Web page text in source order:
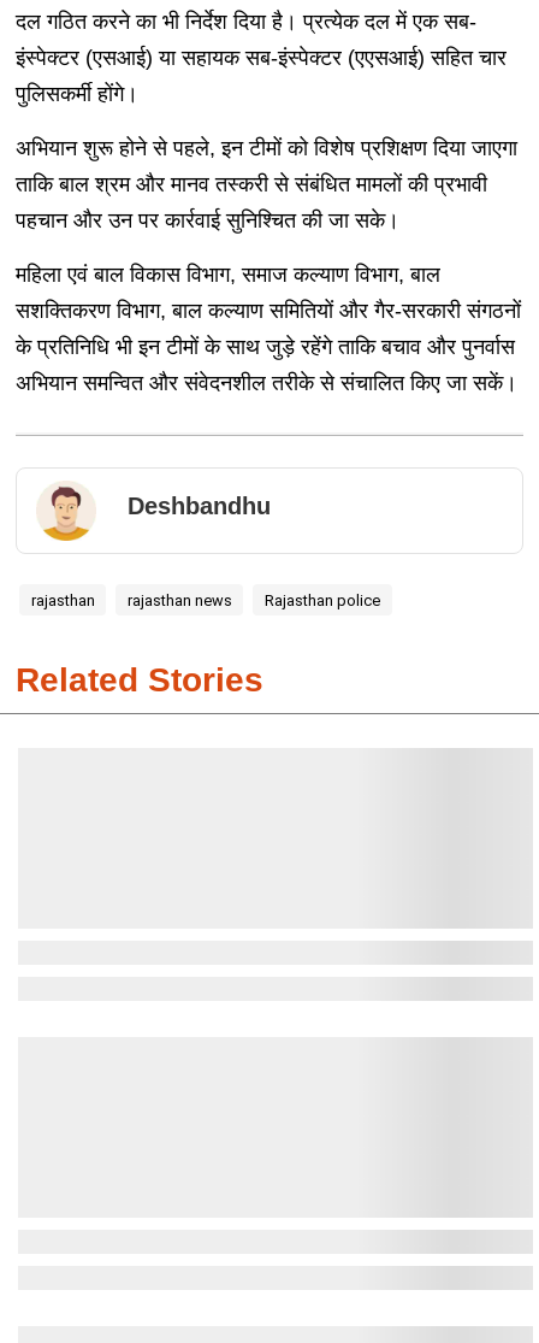
दल गठित करने का भी निर्देश दिया है। प्रत्येक दल में एक सब-
इंस्पेक्टर (एसआई) या सहायक सब-इंस्पेक्टर (एएसआई) सहित चार
पुलिसकर्मी होंगे।
अभियान शुरू होने से पहले, इन टीमों को विशेष प्रशिक्षण दिया जाएगा
ताकि बाल श्रम और मानव तस्करी से संबंधित मामलों की प्रभावी
पहचान और उन पर कार्रवाई सुनिश्चित की जा सके।
महिला एवं बाल विकास विभाग, समाज कल्याण विभाग, बाल
सशक्तिकरण विभाग, बाल कल्याण समितियों और गैर-सरकारी संगठनों
के प्रतिनिधि भी इन टीमों के साथ जुड़े रहेंगे ताकि बचाव और पुनर्वास
अभियान समन्वित और संवेदनशील तरीके से संचालित किए जा सकें।
Deshbandhu
rajasthan rajasthan news Rajasthan police
Related Stories